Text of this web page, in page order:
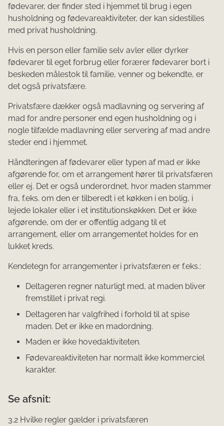
fødevarer, der finder sted i hjemmet til brug i egen
husholdning og fødevareaktiviteter, der kan sidestilles
med privat husholdning.
Hvis en person eller familie selv avler eller dyrker
fødevarer til eget forbrug eller forærer fødevarer bort i
beskeden målestok til familie, venner og bekendte, er
det også privatsfære.
Privatsfære dækker også madlavning og servering af
mad for andre personer end egen husholdning og i
nogle tilfælde madlavning eller servering af mad andre
steder end i hjemmet.
Håndteringen af fødevarer eller typen af mad er ikke
afgørende for, om et arrangement hører til privatsfæren
eller ej. Det er også underordnet, hvor maden stammer
fra, f.eks. om den er tilberedt i et køkken i en bolig, i
lejede lokaler eller i et institutionskøkken. Det er ikke
afgørende, om der er offentlig adgang til et
arrangement, eller om arrangementet holdes for en
lukket kreds.
Kendetegn for arrangementer i privatsfæren er f.eks.:
Deltageren regner naturligt med, at maden bliver
fremstillet i privat regi.
Deltageren har valgfrihed i forhold til at spise
maden. Det er ikke en madordning.
Maden er ikke hovedaktiviteten.
Fødevareaktiviteten har normalt ikke kommerciel
karakter.
Se afsnit:
3.2 Hvilke regler gælder i privatsfæren